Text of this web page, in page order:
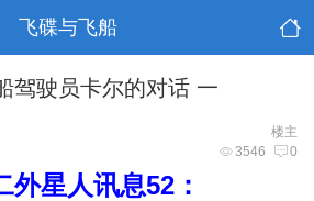
飞碟与飞船
驾驶员卡尔的对话 一
楼主
3546 0
外星人讯息52：